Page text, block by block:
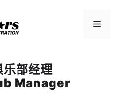
菜
部经理
Manager